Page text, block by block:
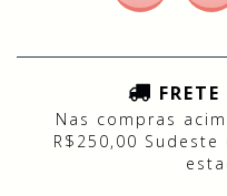
Nas compras
R$250,00